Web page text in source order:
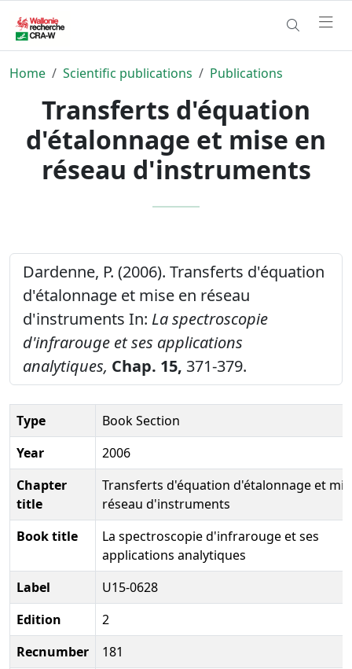
Home Scientific publications Publications
Transferts d'équation
d'étalonnage et mise en
réseau d'instruments
Dardenne, P. (2006). Transferts d'équation
d'étalonnage et mise en réseau
d'instruments In: La spectroscopie
d'infrarouge et ses applications
analytiques, Chap. 15, 371-379.
Type
Book Section
Year
2006
Chapter
title
Transferts d'équation d'étalonnage et
réseau d'instruments
Book title
La spectroscopie d'infrarouge et ses
applications analytiques
Label
U15-0628
Edition
2
Recnumber
181